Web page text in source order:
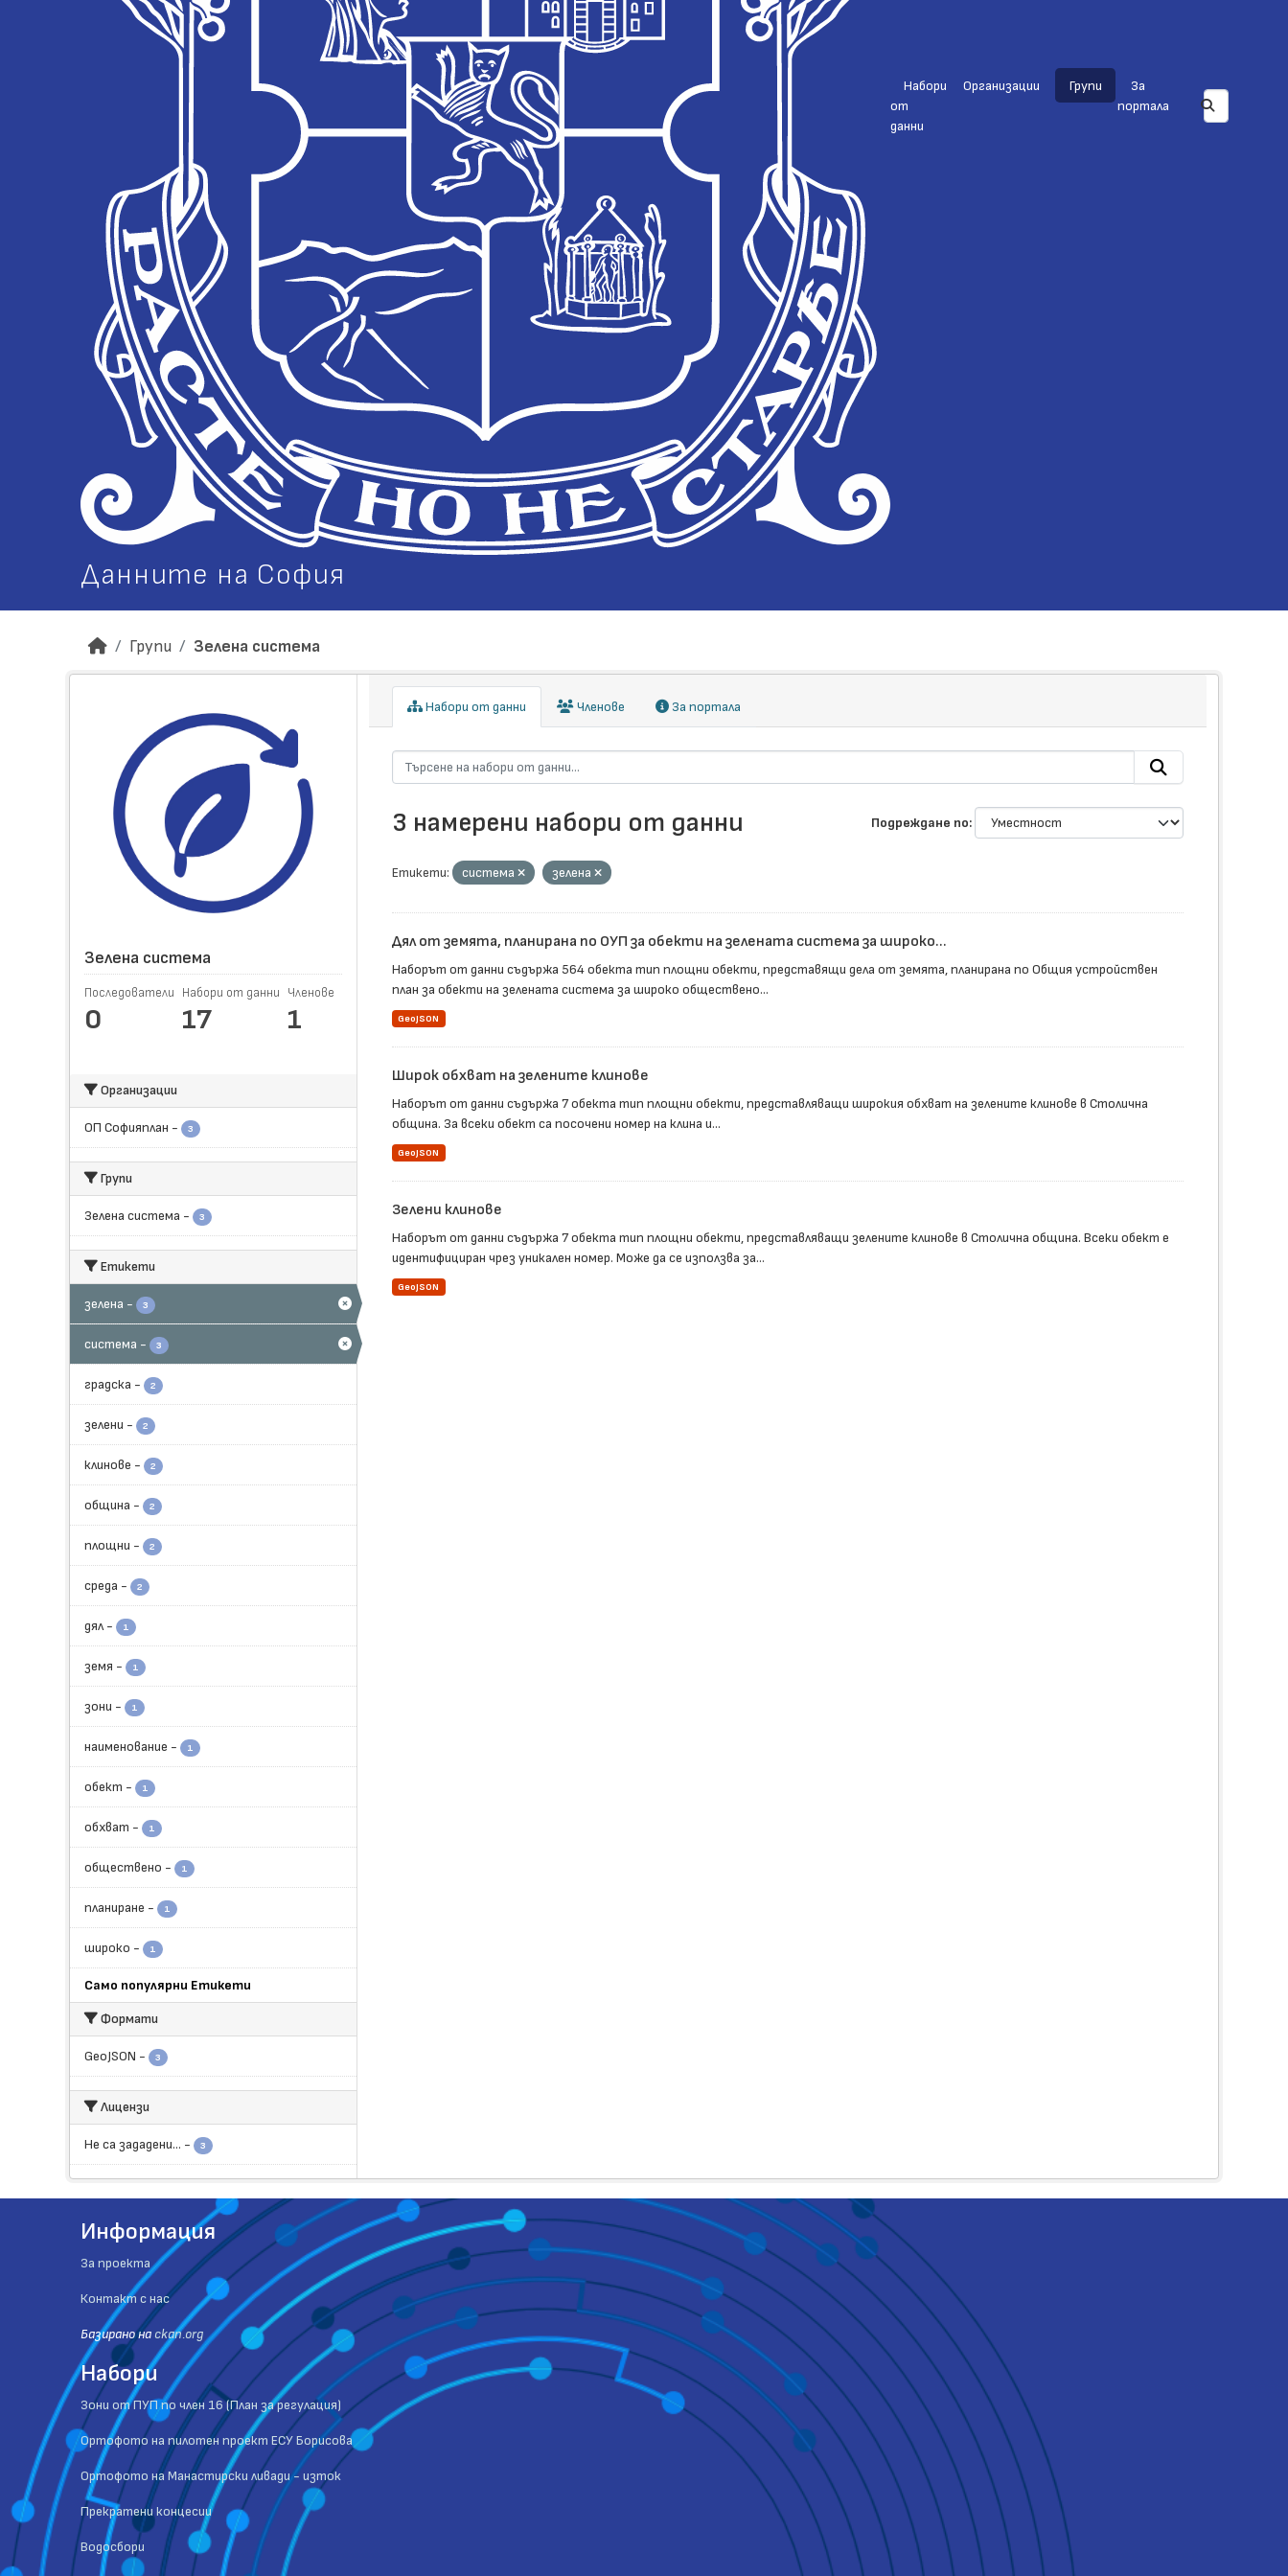
Данните на София
Набори
от
данни
Организации Групи
За
портала
Групи Зелена система
Зелена система
Последователи
0
Набори от данни
17
Членове
1
Организации
ОП Софияплан - 3
Групи
Зелена система - 3
Етикети
зелена - 3
система - 3
градска - 2
зелени - 2
клинове - 2
община - 2
площни - 2
среда - 2
дял - 1
земя - 1
зони - 1
наименование - 1
обект - 1
обхват - 1
обществено - 1
планиране - 1
широко - 1
Само популярни Етикети
Формати
GeoJSON - 3
Лицензи
Не са зададени... - 3
Набори от данни Членове За портала
Подреждане по
3 намерени набори от данни
Етикети: система зелена
Дял от земята, планирана по ОУП за обекти на зелената система за широко...
Наборът от данни съдържа 564 обекта тип площни обекти, представящи дела от земята, планирана по Общия устройствен
план за обекти на зелената система за широко обществено...
GeoJSON
Широк обхват на зелените клинове
Наборът от данни съдържа 7 обекта тип площни обекти, представляващи широкия обхват на зелените клинове в Столична
община. За всеки обект са посочени номер на клина и...
GeoJSON
Зелени клинове
Наборът от данни съдържа 7 обекта тип площни обекти, представляващи зелените клинове в Столична община. Всеки обект е
идентифициран чрез уникален номер. Може да се използва за...
GeoJSON
Информация
За проекта
Контакт с нас
Базиранo на ckan.org
Набори
Зони от ПУП по член 16 (План за регулация)
Ортофото на пилотен проект ЕСУ Борисова
Ортофото на Манастирски ливади - изток
Прекратени концесии
Водосбори